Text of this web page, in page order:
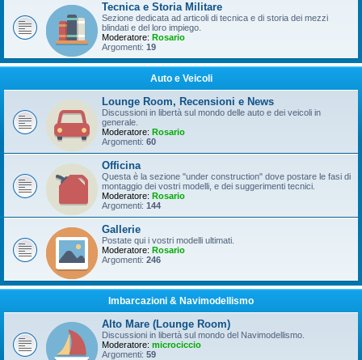
Tecnica e Storia Militare
Sezione dedicata ad articoli di tecnica e di storia dei mezzi
blindati e del loro impiego.
Moderatore: Rosario
Argomenti: 19
Auto e Veicoli
Lounge Room, Recensioni e News
Discussioni in libertà sul mondo delle auto e dei veicoli in
generale.
Moderatore: Rosario
Argomenti: 60
Officina
Questa è la sezione "under construction" dove postare le fasi di
montaggio dei vostri modelli, e dei suggerimenti tecnici.
Moderatore: Rosario
Argomenti: 144
Gallerie
Postate qui i vostri modelli ultimati.
Moderatore: Rosario
Argomenti: 246
Imbarcazioni & Navimodellismo
Alto Mare (Lounge Room)
Discussioni in libertà sul mondo del Navimodellismo.
Moderatore: microciccio
Argomenti: 59